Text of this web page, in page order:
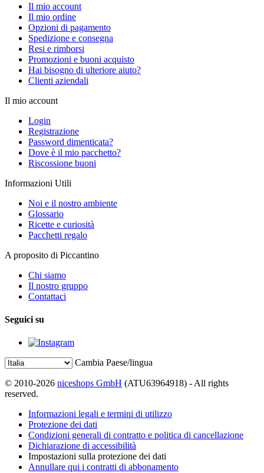
Il mio account
Il mio ordine
Opzioni di pagamento
Spedizione e consegna
Resi e rimborsi
Promozioni e buoni acquisto
Hai bisogno di ulteriore aiuto?
Clienti aziendali
Il mio account
Login
Registrazione
Password dimenticata?
Dove è il mio pacchetto?
Riscossione buoni
Informazioni Utili
Noi e il nostro ambiente
Glossario
Ricette e curiosità
Pacchetti regalo
A proposito di Piccantino
Chi siamo
Il nostro gruppo
Contattaci
Seguici su
Cambia Paese/lingua
© 2010-2026 niceshops GmbH (ATU63964918) - All rights
reserved.
Informazioni legali e termini di utilizzo
Protezione dei dati
Condizioni generali di contratto e politica di cancellazione
Dichiarazione di accessibilità
Impostazioni sulla protezione dei dati
Annullare qui i contratti di abbonamento